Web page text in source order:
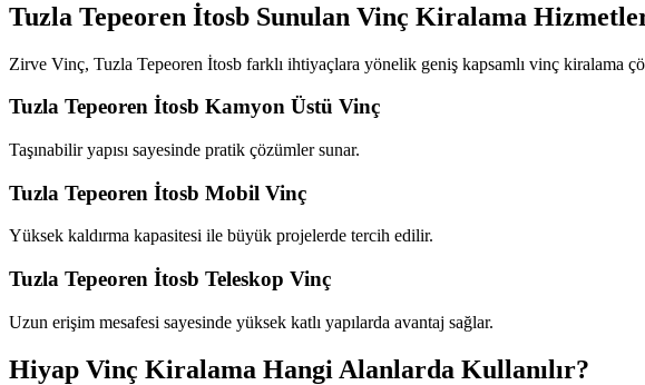
Tuzla Tepeoren İtosb Sunulan Vinç Kiralama
Zirve Vinç, Tuzla Tepeoren İtosb farklı ihtiyaçlara yönelik geniş kapsamlı vinç kiralama
Tuzla Tepeoren İtosb Kamyon Üstü Vinç
Taşınabilir yapısı sayesinde pratik çözümler sunar.
Tuzla Tepeoren İtosb Mobil Vinç
Yüksek kaldırma kapasitesi ile büyük projelerde tercih edilir.
Tuzla Tepeoren İtosb Teleskop Vinç
Uzun erişim mesafesi sayesinde yüksek katlı yapılarda avantaj sağlar.
Hiyap Vinç Kiralama Hangi Alanlarda Kullanılır?